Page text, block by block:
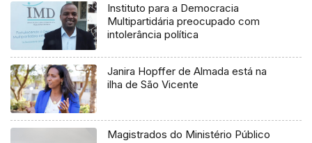
Instituto para a Democracia
Multipartidária preocupado com
intolerância política
Janira Hopffer de Almada está na
ilha de São Vicente
Magistrados do Ministério Público